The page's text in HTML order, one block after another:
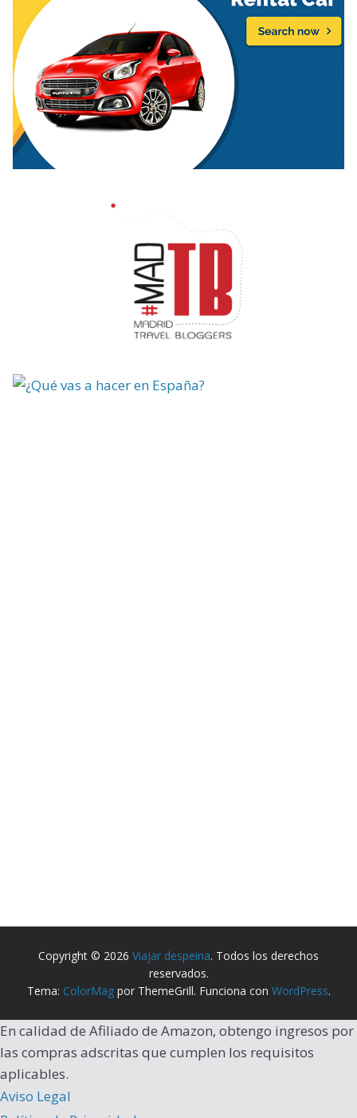
Copyright © 2026 Viajar despeina. Todos los derechos
reservados.
Tema: ColorMagpor ThemeGrill. Funciona con WordPress.
En calidad de Afiliado de Amazon, obtengo ingresos por
las compras adscritas que cumplen los requisitos
aplicables.
Aviso Legal